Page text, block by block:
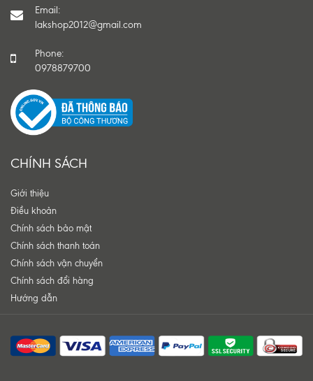
Email:
lakshop2012@gmail.com
Phone:
0978879700
CHÍNH SÁCH
Giới thiệu
Điều khoản
Chính sách bảo mật
Chính sách thanh toán
Chính sách vận chuyển
Chính sách đổi hàng
Hướng dẫn